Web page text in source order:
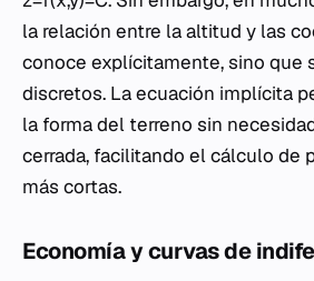
la relación entre la altitud y las
conoce explícitamente, sino que
discretos. La ecuación implícita
la forma del terreno sin
cerrada, facilitando el cálculo de
más cortas.
Economía y curvas de